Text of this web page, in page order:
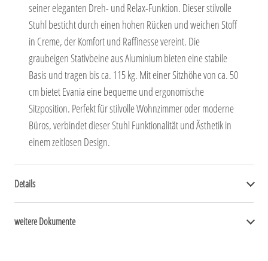
seiner eleganten Dreh- und Relax-Funktion. Dieser stilvolle
Stuhl besticht durch einen hohen Rücken und weichen Stoff
in Creme, der Komfort und Raffinesse vereint. Die
graubeigen Stativbeine aus Aluminium bieten eine stabile
Basis und tragen bis ca. 115 kg. Mit einer Sitzhöhe von ca. 50
cm bietet Evania eine bequeme und ergonomische
Sitzposition. Perfekt für stilvolle Wohnzimmer oder moderne
Büros, verbindet dieser Stuhl Funktionalität und Ästhetik in
einem zeitlosen Design.
Details
weitere Dokumente